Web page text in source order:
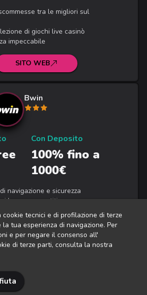
tra le migliori sul
di giochi live casinò
impeccabile
SITO WEB
Bwin
Con Deposito
100% fino a
1000€
navigazione e sicurezza
bonus competitive
siti per scommesse sportive
SITO WEB
tecnici e di profilazione di terze
tua esperienza di navigazione. Per
e per negare il consenso all'
di terze parti, consulta la nostra